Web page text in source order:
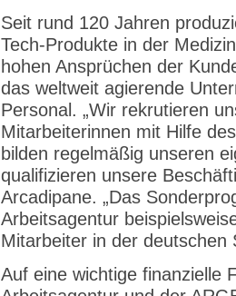
Seit rund 120 Jahren
Tech-Produkte in der
hohen Ansprüchen der
das weltweit agierende
Personal. „Wir rekrutieren
Mitarbeiterinnen mit Hilfe
bilden regelmäßig unseren
qualifizieren unsere
Arcadipane. „Das
Arbeitsagentur
Mitarbeiter in der deutschen
Auf eine wichtige finanzielle